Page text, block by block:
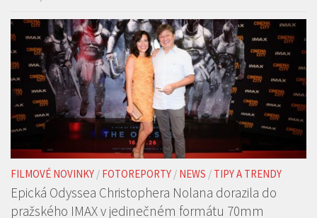
FILMOVÉ NOVINKY/FOTOREPORTY/NEWS/TIPY A TRENDY
Epická Odyssea Christophera Nolana dorazila do
pražského IMAX v jedinečném formátu 70mm
22 ČVC, 2026